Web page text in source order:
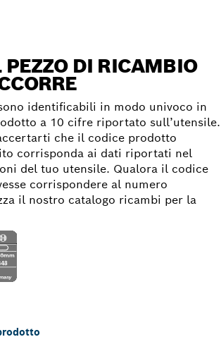
PEZZO DI RICAMBIO
identificabili in modo univoco in
a 10 cifre riportato sull’utensile.
che il codice prodotto
corrisponda ai dati riportati nel
del tuo utensile. Qualora il codice
corrispondere al numero
il nostro catalogo ricambi per la